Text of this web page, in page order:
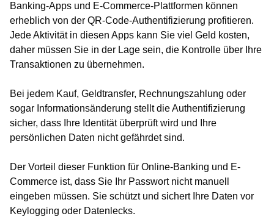
Banking-Apps und E-Commerce-Plattformen können
erheblich von der QR-Code-Authentifizierung profitieren.
Jede Aktivität in diesen Apps kann Sie viel Geld kosten,
daher müssen Sie in der Lage sein, die Kontrolle über Ihre
Transaktionen zu übernehmen.
Bei jedem Kauf, Geldtransfer, Rechnungszahlung oder
sogar Informationsänderung stellt die Authentifizierung
sicher, dass Ihre Identität überprüft wird und Ihre
persönlichen Daten nicht gefährdet sind.
Der Vorteil dieser Funktion für Online-Banking und E-
Commerce ist, dass Sie Ihr Passwort nicht manuell
eingeben müssen. Sie schützt und sichert Ihre Daten vor
Keylogging oder Datenlecks.